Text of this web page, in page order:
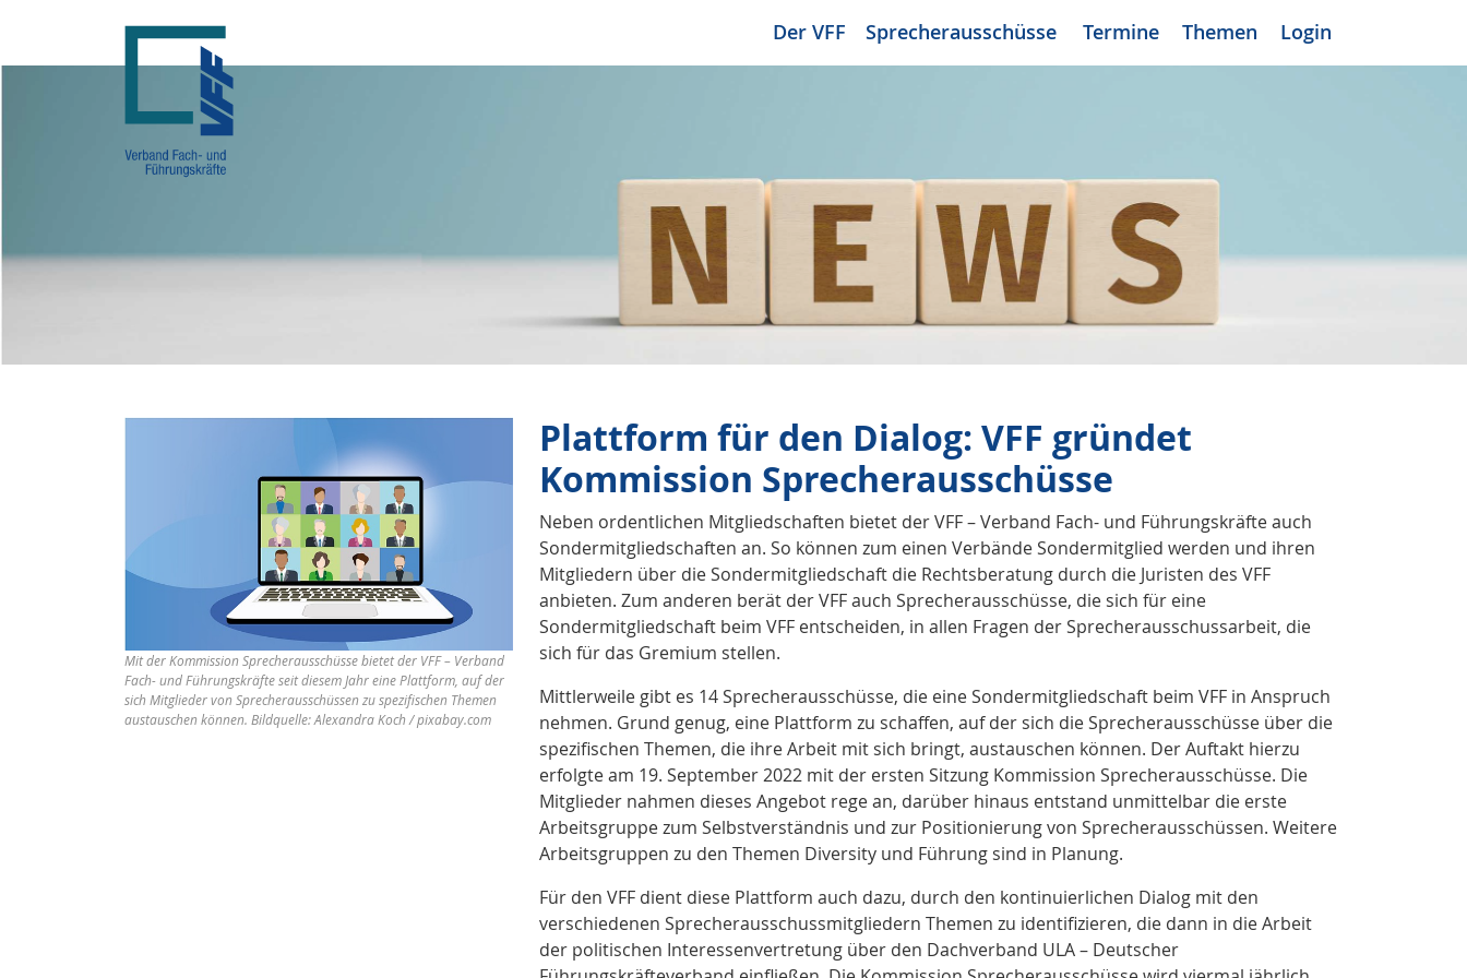
Der VFF Sprecherausschüsse Termine Themen Login
Mit der Kommission Sprecherausschüsse bietet der VFF – Verband
Fach- und Führungskräfte seit diesem Jahr eine Plattform, auf der
sich Mitglieder von Sprecherausschüssen zu spezifischen Themen
austauschen können. Bildquelle: Alexandra Koch / pixabay.com
Plattform für den Dialog: VFF gründet
Kommission Sprecherausschüsse
Neben ordentlichen Mitgliedschaften bietet der VFF – Verband Fach- und Führungskräfte auch
Sondermitgliedschaften an. So können zum einen Verbände Sondermitglied werden und ihren
Mitgliedern über die Sondermitgliedschaft die Rechtsberatung durch die Juristen des VFF
anbieten. Zum anderen berät der VFF auch Sprecherausschüsse, die sich für eine
Sondermitgliedschaft beim VFF entscheiden, in allen Fragen der Sprecherausschussarbeit, die
sich für das Gremium stellen.
Mittlerweile gibt es 14 Sprecherausschüsse, die eine Sondermitgliedschaft beim VFF in Anspruch
nehmen. Grund genug, eine Plattform zu schaffen, auf der sich die Sprecherausschüsse über die
spezifischen Themen, die ihre Arbeit mit sich bringt, austauschen können. Der Auftakt hierzu
erfolgte am 19. September 2022 mit der ersten Sitzung Kommission Sprecherausschüsse. Die
Mitglieder nahmen dieses Angebot rege an, darüber hinaus entstand unmittelbar die erste
Arbeitsgruppe zum Selbstverständnis und zur Positionierung von Sprecherausschüssen. Weitere
Arbeitsgruppen zu den Themen Diversity und Führung sind in Planung.
Für den VFF dient diese Plattform auch dazu, durch den kontinuierlichen Dialog mit den
verschiedenen Sprecherausschussmitgliedern Themen zu identifizieren, die dann in die Arbeit
der politischen Interessenvertretung über den Dachverband ULA – Deutscher